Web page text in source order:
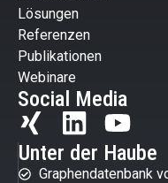
Lösungen
Referenzen
Publikationen
Webinare
Social Media
Unter der Haube
Graphendatenbank